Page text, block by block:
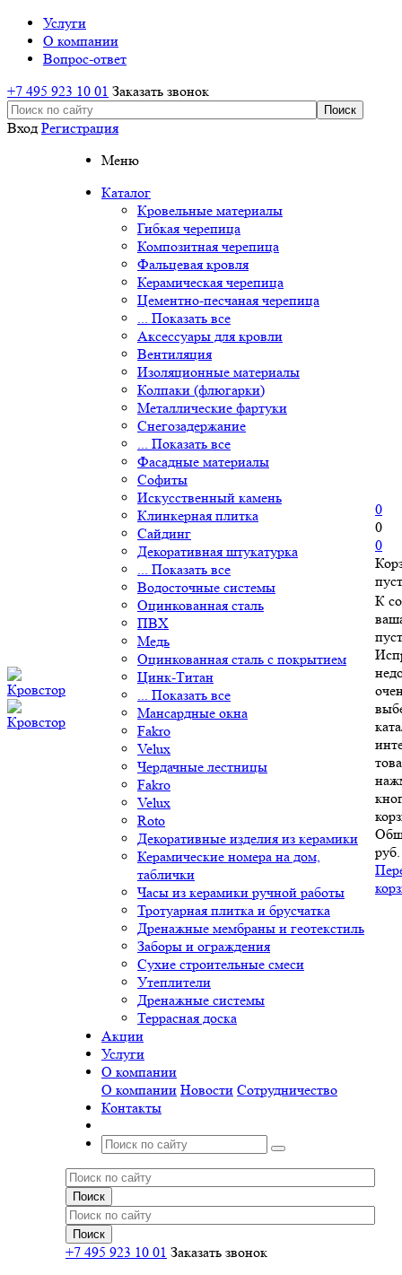
Услуги
О компании
Вопрос-ответ
+7 495 923 10 01 Заказать звонок
Вход Регистрация
Меню
Каталог
Кровельные материалы
Гибкая черепица
Композитная черепица
Фальцевая кровля
Керамическая черепица
Цементно-песчаная черепица
... Показать все
Аксессуары для кровли
Вентиляция
Изоляционные материалы
Колпаки (флюгарки)
Металлические фартуки
Снегозадержание
... Показать все
Фасадные материалы
Софиты
Искусственный камень
Клинкерная плитка
Сайдинг
Декоративная штукатурка
... Показать все
Водосточные системы
Оцинкованная сталь
ПВХ
Медь
Оцинкованная сталь с покрытием
Цинк-Титан
... Показать все
Мансардные окна
Fakro
Velux
Чердачные лестницы
Fakro
Velux
Roto
Декоративные изделия из керамики
Керамические номера на дом,
таблички
Часы из керамики ручной работы
Тротуарная плитка и брусчатка
Дренажные мембраны и геотекстиль
Заборы и ограждения
Сухие строительные смеси
Утеплители
Дренажные системы
Террасная доска
Акции
Услуги
О компании
О компании Новости Сотрудничество
Контакты
+7 495 923 10 01 Заказать звонок
0
0
0
К
руб.